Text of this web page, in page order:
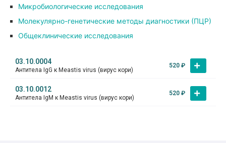
Микробиологические исследования
Молекулярно-генетические методы диагностики (ПЦР)
Общеклинические исследования
03.10.0004
Антитела IgG к Meastis virus (вирус кори)
520 ₽
03.10.0012
Антитела IgM к Meastis virus (вирус кори)
520 ₽